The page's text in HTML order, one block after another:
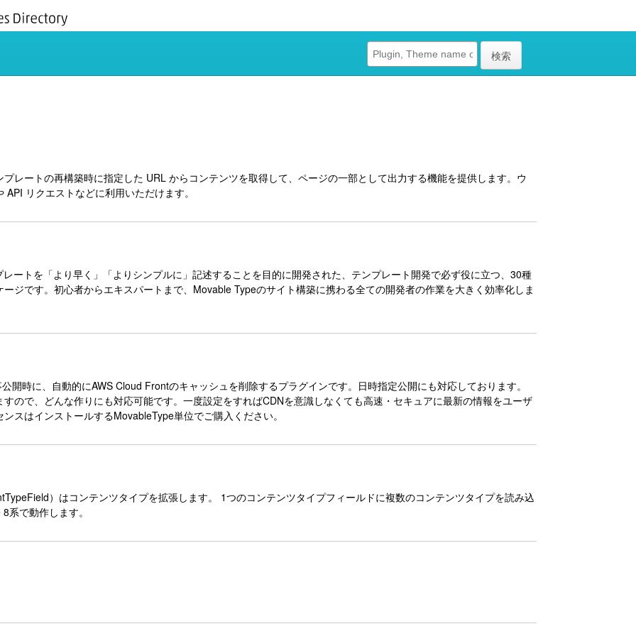
検索
レートの再構築時に指定した URL からコンテンツを取得して、ページの一部として出力する機能を提供します。ウ
リクエストなどに利用いただけます。
ートを「より早く」「よりシンプルに」記述することを目的に開発された、テンプレート開発で必ず役に立つ、30種
ジです。初心者からエキスパートまで、Movable Typeのサイト構築に携わる全ての開発者の作業を大きく効率化しま
開時に、自動的にAWS Cloud Frontのキャッシュを削除するプラグインです。日時指定公開にも対応しております。
ので、どんな作りにも対応可能です。一度設定をすればCDNを意識しなくても高速・セキュアに最新の情報をユーザ
スはインストールするMovableType単位でご購入ください。
）はコンテンツタイプを拡張します。 1つのコンテンツタイプフィールドに複数のコンテンツタイプを読み込
系で動作します。